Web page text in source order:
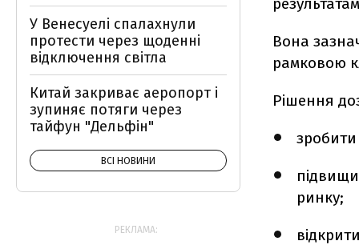
Вона
рамковою
Рішення
зробити
ринку;
У Венесуелі спалахнули
протести через щоденні
відключення світла
Китай закриває аеропорт і
зупиняє потяги через
тайфун "Дельфін"
ВСІ НОВИНИ
РЕКЛАМА: